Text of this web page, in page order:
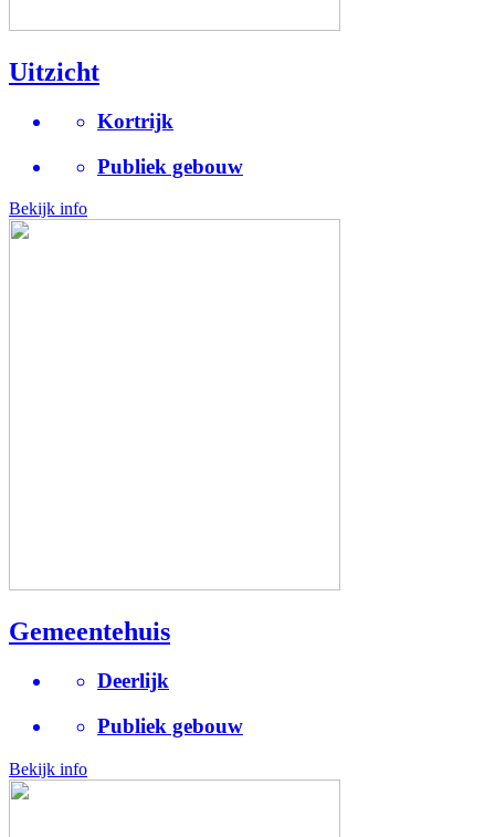
Uitzicht
Kortrijk
Publiek gebouw
Bekijk info
Gemeentehuis
Deerlijk
Publiek gebouw
Bekijk info